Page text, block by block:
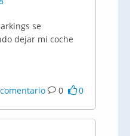
se
dejar mi coche
0 0